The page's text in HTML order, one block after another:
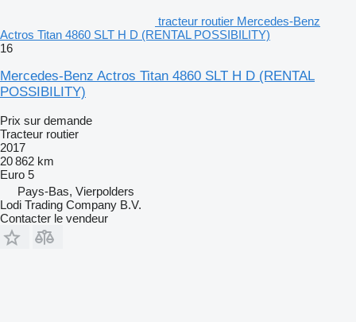
tracteur routier Mercedes-Benz
Actros Titan 4860 SLT H D (RENTAL POSSIBILITY)
16
Mercedes-Benz Actros Titan 4860 SLT H D (RENTAL
POSSIBILITY)
Prix sur demande
Tracteur routier
2017
20 862 km
Euro 5
Pays-Bas, Vierpolders
Lodi Trading Company B.V.
Contacter le vendeur